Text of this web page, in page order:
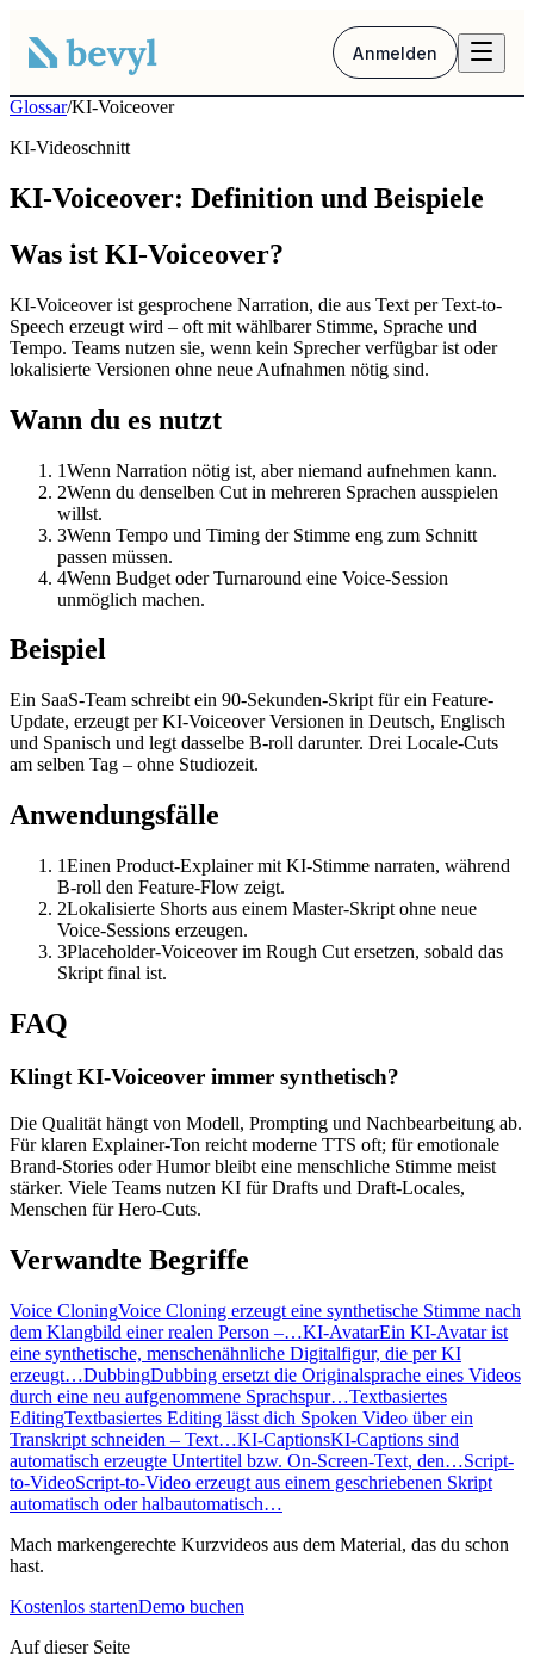
Anmelden
Glossar/KI-Voiceover
KI-Videoschnitt
KI-Voiceover: Definition und Beispiele
Was ist KI-Voiceover?
KI-Voiceover ist gesprochene Narration, die aus Text per Text-to-
Speech erzeugt wird – oft mit wählbarer Stimme, Sprache und
Tempo. Teams nutzen sie, wenn kein Sprecher verfügbar ist oder
lokalisierte Versionen ohne neue Aufnahmen nötig sind.
Wann du es nutzt
1Wenn Narration nötig ist, aber niemand aufnehmen kann.
2Wenn du denselben Cut in mehreren Sprachen ausspielen
willst.
3Wenn Tempo und Timing der Stimme eng zum Schnitt
passen müssen.
4Wenn Budget oder Turnaround eine Voice-Session
unmöglich machen.
Beispiel
Ein SaaS-Team schreibt ein 90-Sekunden-Skript für ein Feature-
Update, erzeugt per KI-Voiceover Versionen in Deutsch, Englisch
und Spanisch und legt dasselbe B-roll darunter. Drei Locale-Cuts
am selben Tag – ohne Studiozeit.
Anwendungsfälle
1Einen Product-Explainer mit KI-Stimme narraten, während
B-roll den Feature-Flow zeigt.
2Lokalisierte Shorts aus einem Master-Skript ohne neue
Voice-Sessions erzeugen.
3Placeholder-Voiceover im Rough Cut ersetzen, sobald das
Skript final ist.
FAQ
Klingt KI-Voiceover immer synthetisch?
Die Qualität hängt von Modell, Prompting und Nachbearbeitung ab.
Für klaren Explainer-Ton reicht moderne TTS oft; für emotionale
Brand-Stories oder Humor bleibt eine menschliche Stimme meist
stärker. Viele Teams nutzen KI für Drafts und Draft-Locales,
Menschen für Hero-Cuts.
Verwandte Begriffe
Voice CloningVoice Cloning erzeugt eine synthetische Stimme nach
dem Klangbild einer realen Person –…KI-AvatarEin KI-Avatar ist
eine synthetische, menschenähnliche Digitalfigur, die per KI
erzeugt…DubbingDubbing ersetzt die Originalsprache eines Videos
durch eine neu aufgenommene Sprachspur…Textbasiertes
EditingTextbasiertes Editing lässt dich Spoken Video über ein
Transkript schneiden – Text…KI-CaptionsKI-Captions sind
automatisch erzeugte Untertitel bzw. On-Screen-Text, den…Script-
to-VideoScript-to-Video erzeugt aus einem geschriebenen Skript
automatisch oder halbautomatisch…
Mach markengerechte Kurzvideos aus dem Material, das du schon
hast.
Kostenlos startenDemo buchen
Auf dieser Seite